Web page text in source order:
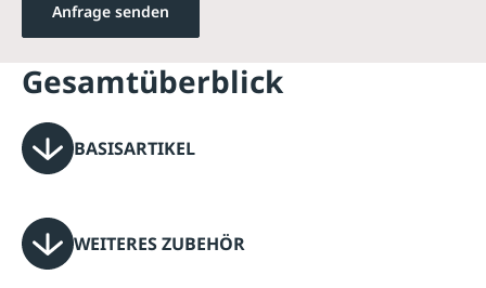
Anfrage senden
Gesamtüberblick
BASISARTIKEL
WEITERES ZUBEHÖR